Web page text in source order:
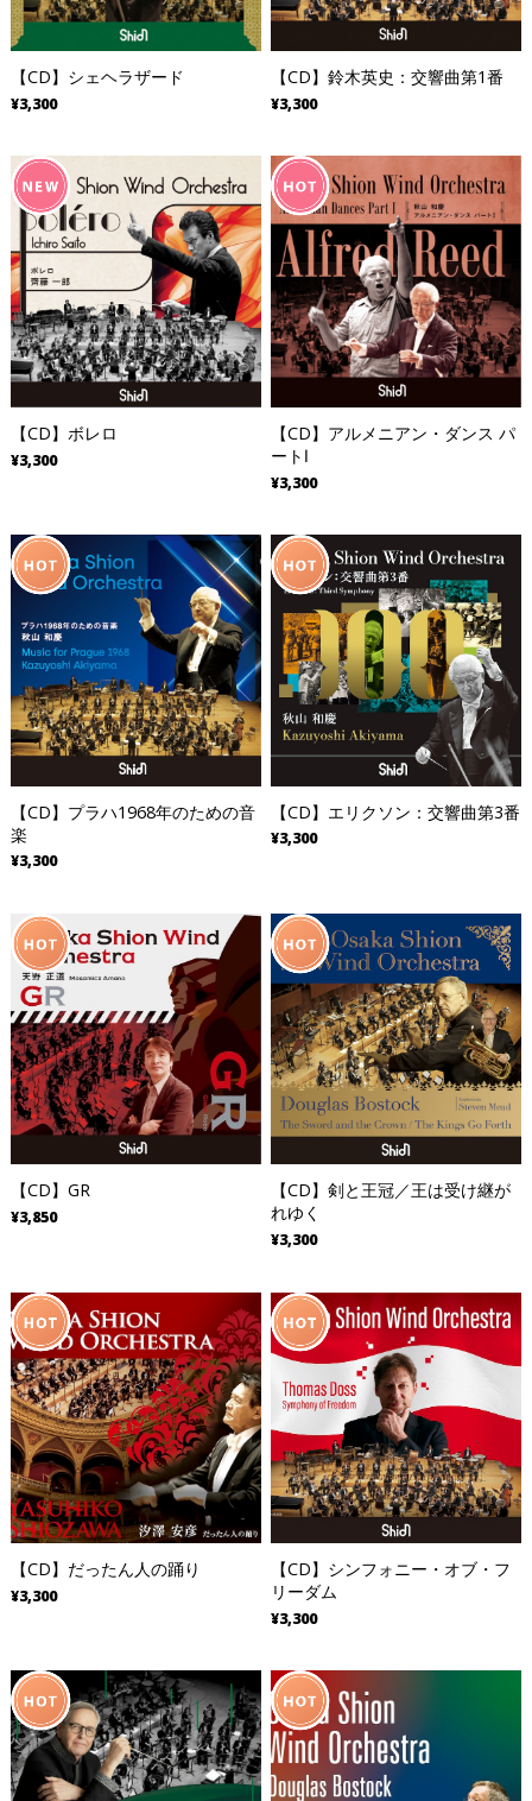
【CD】シェヘラザード
¥3,300
【CD】鈴木英史：交響曲第1番
¥3,300
【CD】ボレロ
¥3,300
【CD】アルメニアン・ダンス パ
ートⅠ
¥3,300
【CD】プラハ1968年のための音
楽
¥3,300
【CD】エリクソン：交響曲第3番
¥3,300
【CD】GR
¥3,850
【CD】剣と王冠／王は受け継が
れゆく
¥3,300
【CD】だったん人の踊り
¥3,300
【CD】シンフォニー・オブ・フ
リーダム
¥3,300